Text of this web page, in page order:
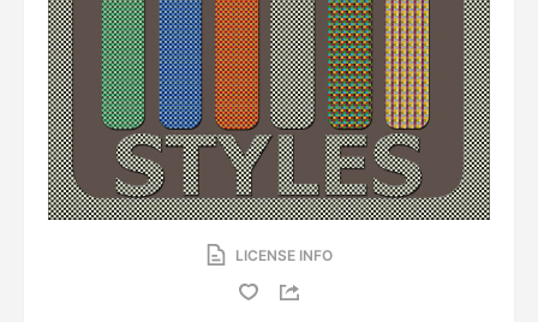
LICENSE INFO